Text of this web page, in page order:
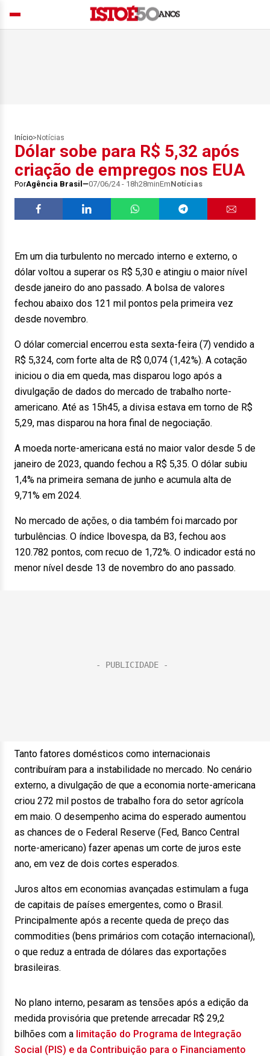
Início> Notícias
Dólar sobe para R$ 5,32 após
criação de empregos nos EUA
PorAgência Brasil 07/06/24 - 18h28minEmNotícias
Em um dia turbulento no mercado interno e externo, o
dólar voltou a superar os R$ 5,30 e atingiu o maior nível
desde janeiro do ano passado. A bolsa de valores
fechou abaixo dos 121 mil pontos pela primeira vez
desde novembro.
O dólar comercial encerrou esta sexta-feira (7) vendido a
R$ 5,324, com forte alta de R$ 0,074 (1,42%). A cotação
iniciou o dia em queda, mas disparou logo após a
divulgação de dados do mercado de trabalho norte-
americano. Até as 15h45, a divisa estava em torno de R$
5,29, mas disparou na hora final de negociação.
A moeda norte-americana está no maior valor desde 5 de
janeiro de 2023, quando fechou a R$ 5,35. O dólar subiu
1,4% na primeira semana de junho e acumula alta de
9,71% em 2024.
No mercado de ações, o dia também foi marcado por
turbulências. O índice Ibovespa, da B3, fechou aos
120.782 pontos, com recuo de 1,72%. O indicador está no
menor nível desde 13 de novembro do ano passado.
Tanto fatores domésticos como internacionais
contribuíram para a instabilidade no mercado. No cenário
externo, a divulgação de que a economia norte-americana
criou 272 mil postos de trabalho fora do setor agrícola
em maio. O desempenho acima do esperado aumentou
as chances de o Federal Reserve (Fed, Banco Central
norte-americano) fazer apenas um corte de juros este
ano, em vez de dois cortes esperados.
Juros altos em economias avançadas estimulam a fuga
de capitais de países emergentes, como o Brasil.
Principalmente após a recente queda de preço das
commodities (bens primários com cotação internacional),
o que reduz a entrada de dólares das exportações
brasileiras.
No plano interno, pesaram as tensões após a edição da
medida provisória que pretende arrecadar R$ 29,2
bilhões com a limitação do Programa de Integração
Social (PIS) e da Contribuição para o Financiamento